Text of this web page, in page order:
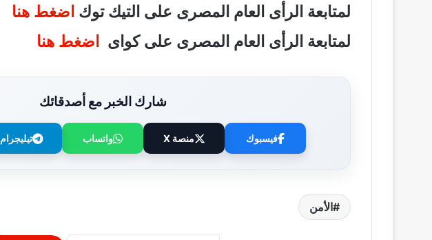
لمتابعة الرأى العام المصرى على التيك توك اضغط هنا
لمتابعة الرأى العام المصرى على كواى
اضغط هنا
شارك الخبر مع أصدقائك
فيسبوك منصة X واتساب تيليجرام
الأمن